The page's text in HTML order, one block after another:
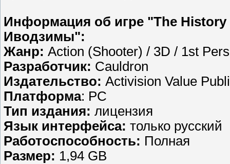
Информация об игре "The
Иводзимы":
Жанр: Action (Shooter) / 3D / 1st
Разработчик: Cauldron
Издательство: Activision Value
Платформа: PC
Тип издания: лицензия
Язык интерфейса: только русский
Работоспособность: Полная
Размер: 1,94 GB